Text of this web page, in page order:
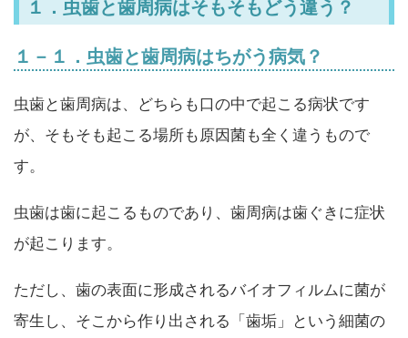
１．虫歯と歯周病はそもそもどう違う？
１－１．虫歯と歯周病はちがう病気？
虫歯と歯周病は、どちらも口の中で起こる病状です
が、そもそも起こる場所も原因菌も全く違うもので
す。
虫歯は歯に起こるものであり、歯周病は歯ぐきに症状
が起こります。
ただし、歯の表面に形成されるバイオフィルムに菌が
寄生し、そこから作り出される「歯垢」という細菌の